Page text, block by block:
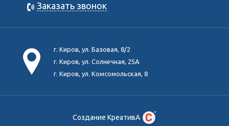
Заказать звонок
г. Киров, ул. Базовая, 8/2
г. Киров, ул. Солнечная, 25А
г. Киров, ул. Комсомольская, 8
Создание КреативА